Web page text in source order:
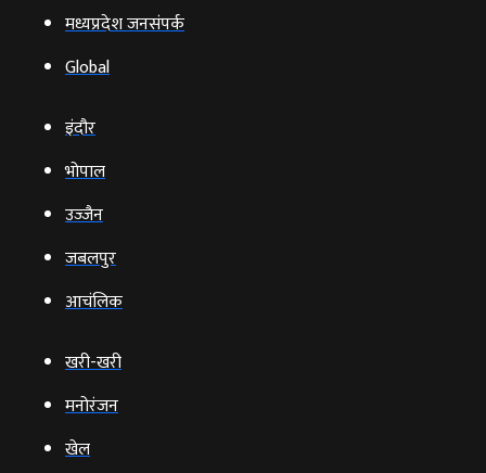
मध्यप्रदेश जनसंपर्क
Global
इंदौर
भोपाल
उज्‍जैन
जबलपुर
आचंलिक
खरी-खरी
मनोरंजन
खेल